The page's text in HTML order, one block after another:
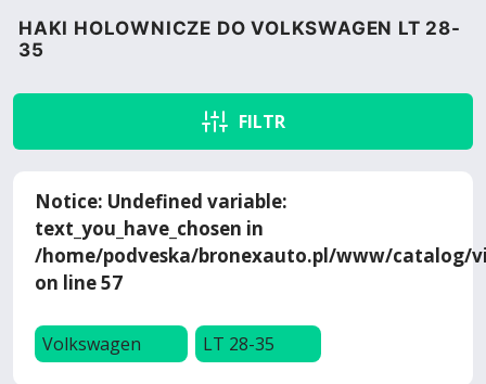
HAKI HOLOWNICZE DO VOLKSWAGEN LT 28-
35
FILTR
Notice: Undefined variable:
text_you_have_chosen in
/home/podveska/bronexauto.pl/www/catalog/
on line57
Volkswagen LT 28-35